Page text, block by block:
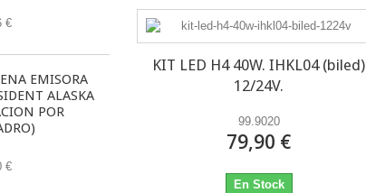
€
EMISORA
ALASKA
POR
€
KIT LED H4 40W. IHKL04 (biled)
12/24V.
99.9020
79,90 €
En Stock